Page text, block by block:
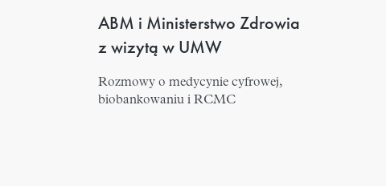
ABM i Ministerstwo Zdrowia
z wizytą w UMW
Rozmowy o medycynie cyfrowej,
biobankowaniu i RCMC